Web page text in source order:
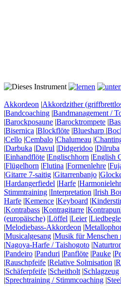
Akkordeon |Akkordzither
|Bandcoaching |Bandmanagement /
|Barockposaune |Barocktrompete |
|Bisernica |Blockflöte |Bluesharp |
|Cello |Cembalo |Chalumeau |
|Darbuka |Davul |Didgeridoo |Dilruba
|Einhandflöte |Englischhorn |English
|Flügelhorn |Flutina |Formenlehre |
|Gitarre 7-saitig |Gitarrenbanjo |
|Hardangerfiedel |Harfe |
Stimmtraining |Interpretation |Irish
Harfe |Kemence |Keyboard |
|Kontrabass |Kontragitarre |
(europäische) |Löffel |Leier|
|Melodiebass-Akkordeon |
|Musicalgesang |Musik für Menschen
|Nagoya-Harfe / Taishogoto |
|Pandeiro |Panduri |Panflöte |Pauke |
|Rauschpfeife |Relative Solmisation |
|Schäferpfeife |Scheitholt|Schlagzeug
|Sprechtraining / Stimmcoaching |